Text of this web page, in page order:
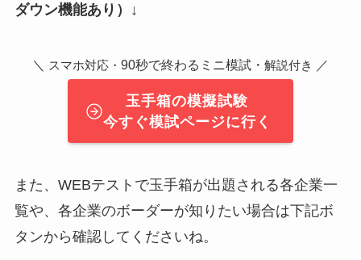
ダウン機能あり）↓
＼ スマホ対応・ 90秒で終わるミニ模試・ 解説付き ／
玉手箱の模擬試験
今すぐ模試ページに行く
また、WEBテストで玉手箱が出題される各企業一
覧や、各企業のボーダーが知りたい場合は下記ボ
タンから確認してくださいね。